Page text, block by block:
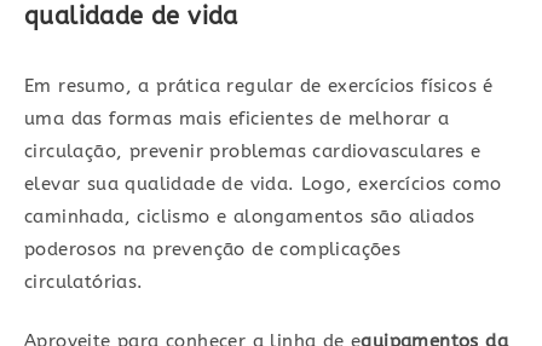
qualidade de vida
Em resumo, a prática regular de exercícios físicos é
uma das formas mais eficientes de melhorar a
circulação, prevenir problemas cardiovasculares e
elevar sua qualidade de vida. Logo, exercícios como
caminhada, ciclismo e alongamentos são aliados
poderosos na prevenção de complicações
circulatórias.
Aproveite para conhecer a linha de equipamentos da